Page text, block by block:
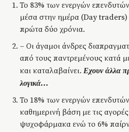
Το 83% των ενεργών
μέσα στην ημέρα (Day traders)
πρώτα δύο χρόνια.
– Οι άγαμοι άνδρες
από τους παντρεμένους κατά
και καταλαβαίνει. Εχουν άλλα
λογικά…
Το 18% των ενεργών
καθημερινή βάση με τις αγορές
ψυχοφάρμακα ενώ το 6%